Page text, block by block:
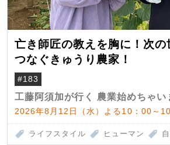
亡き師匠の教えを胸に！次の
つなぐきゅうり農家！
#183
工藤阿須加が行く 農業始めちゃい
2026年8月12日（水）よる10：00～
ライフスタイル ヒューマン